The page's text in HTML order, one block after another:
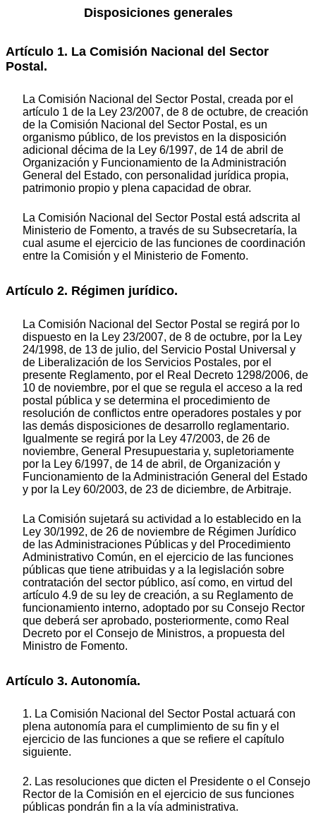
Disposiciones generales
Artículo 1. La Comisión Nacional del Sector
Postal.
La Comisión Nacional del Sector Postal, creada por el
artículo 1 de la Ley 23/2007, de 8 de octubre, de creación
de la Comisión Nacional del Sector Postal, es un
organismo público, de los previstos en la disposición
adicional décima de la Ley 6/1997, de 14 de abril de
Organización y Funcionamiento de la Administración
General del Estado, con personalidad jurídica propia,
patrimonio propio y plena capacidad de obrar.
La Comisión Nacional del Sector Postal está adscrita al
Ministerio de Fomento, a través de su Subsecretaría, la
cual asume el ejercicio de las funciones de coordinación
entre la Comisión y el Ministerio de Fomento.
Artículo 2. Régimen jurídico.
La Comisión Nacional del Sector Postal se regirá por lo
dispuesto en la Ley 23/2007, de 8 de octubre, por la Ley
24/1998, de 13 de julio, del Servicio Postal Universal y
de Liberalización de los Servicios Postales, por el
presente Reglamento, por el Real Decreto 1298/2006, de
10 de noviembre, por el que se regula el acceso a la red
postal pública y se determina el procedimiento de
resolución de conflictos entre operadores postales y por
las demás disposiciones de desarrollo reglamentario.
Igualmente se regirá por la Ley 47/2003, de 26 de
noviembre, General Presupuestaria y, supletoriamente
por la Ley 6/1997, de 14 de abril, de Organización y
Funcionamiento de la Administración General del Estado
y por la Ley 60/2003, de 23 de diciembre, de Arbitraje.
La Comisión sujetará su actividad a lo establecido en la
Ley 30/1992, de 26 de noviembre de Régimen Jurídico
de las Administraciones Públicas y del Procedimiento
Administrativo Común, en el ejercicio de las funciones
públicas que tiene atribuidas y a la legislación sobre
contratación del sector público, así como, en virtud del
artículo 4.9 de su ley de creación, a su Reglamento de
funcionamiento interno, adoptado por su Consejo Rector
que deberá ser aprobado, posteriormente, como Real
Decreto por el Consejo de Ministros, a propuesta del
Ministro de Fomento.
Artículo 3. Autonomía.
1. La Comisión Nacional del Sector Postal actuará con
plena autonomía para el cumplimiento de su fin y el
ejercicio de las funciones a que se refiere el capítulo
siguiente.
2. Las resoluciones que dicten el Presidente o el Consejo
Rector de la Comisión en el ejercicio de sus funciones
públicas pondrán fin a la vía administrativa.